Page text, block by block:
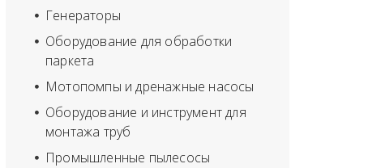
Генераторы
Оборудование для обработки
паркета
Мотопомпы и дренажные насосы
Оборудование и инструмент для
монтажа труб
Промышленные пылесосы